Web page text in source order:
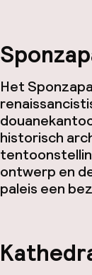
Het
historisch
ontwerp en
paleis een